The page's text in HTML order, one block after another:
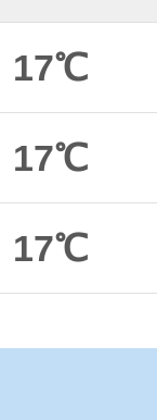
17℃
17℃
17℃